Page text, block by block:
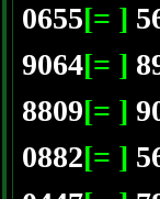
0655[= ]
9064[= ]
8809[= ]
0882[= ]